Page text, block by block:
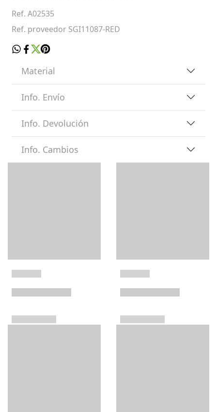
Ref. A02535
Ref. proveedor SGI11087-RED
Material
Info. Envío
Info. Devolución
Info. Cambios